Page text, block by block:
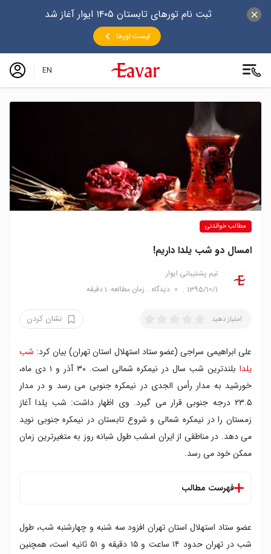
ثبت نام تورهای تابستان ۱۴۰۵ ایوار آغاز شد
لیست تورها
EN
مطالب خواندنی
امسال دو شب یلدا داریم!
تیم پشتیبانی ایوار
1395/10/1
0 دیدگاه زمان مطالعه: 1 دقیقه
امتیاز دهید نشان کردن
علی ابراهیمی سراجی (عضو ستاد استهلال استان تهران) بیان کرد: شب
یلدا
بلندترین شب سال در نیمکره شمالی است. ۳۰ آذر و ۱ دی ماه،
خورشید به مدار رأس الجدی در نیمکره جنوبی می رسد و در مدار
۲۳.۵ درجه جنوبی قرار می گیرد. وی اظهار داشت: شب یلدا آغاز
زمستان را در نیمکره شمالی و شروع تابستان در نیمکره جنوبی نوید
می دهد. در مناطقی از ایران امشب طول شبانه روز به متغیرترین زمان
ممکن خود می رسد.
فهرست مطالب
عضو ستاد استهلال استان تهران افزود سه شنبه و چهارشنبه شب، طول
شب در تهران حدود ۱۴ ساعت و ۱۵ دقیقه و ۵۱ ثانیه است، همچنین